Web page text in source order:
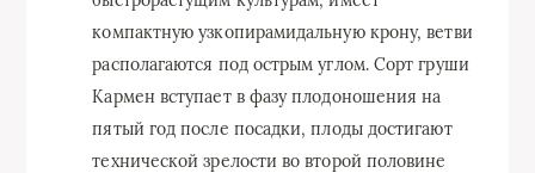
компактную узкопирамидальную крону, ветви
располагаются под острым углом. Сорт груши
Кармен вступает в фазу плодоношения на
пятый год после посадки, плоды достигают
технической зрелости во второй половине